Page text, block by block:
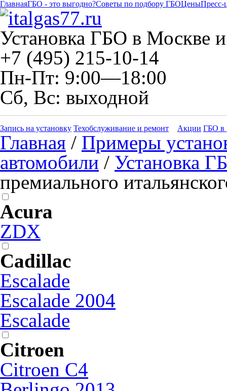
ГлавнаяГБО - это выгодно?Советы по подбору ГБОЦеныПресс-
Установка ГБО в Москве
+7 (495) 215-10-14
Пн-Пт: 9:00—18:00
Сб, Вс: выходной
Запись на установку Техобслуживание и ремонт Акции ГБО в
Главная / Примеры
автомобили / Установка
премиального
Acura
ZDX
Cadillac
Escalade
Escalade 2004
Escalade
Citroen
Citroen C4